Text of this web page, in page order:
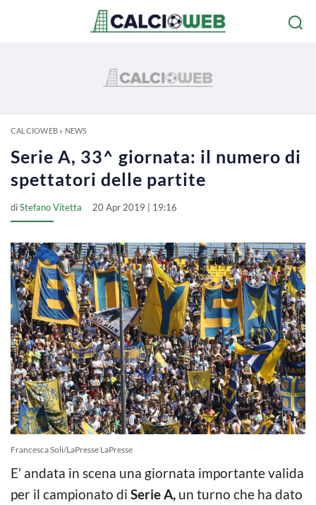
CALCIOWEB» NEWS
Serie A, 33^ giornata: il numero di
spettatori delle partite
diStefano Vitetta 20 Apr 2019 | 19:16
Francesca Soli/LaPresse LaPresse
E’ andata in scena una giornata importante valida
per il campionato di Serie A, un turno che ha dato